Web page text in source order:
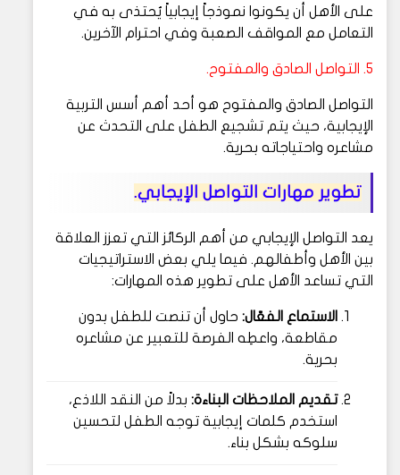
على الأهل أن يكونوا نموذجاً إيجابياً يُحتذى به في
التعامل مع المواقف الصعبة وفي احترام الآخرين.
5. التواصل الصادق والمفتوح.
التواصل الصادق والمفتوح هو أحد أهم أسس التربية
الإيجابية، حيث يتم تشجيع الطفل على التحدث عن
مشاعره واحتياجاته بحرية.
تطوير مهارات التواصل الإيجابي.
يعد التواصل الإيجابي من أهم الركائز التي تعزز العلاقة
بين الأهل وأطفالهم. فيما يلي بعض الاستراتيجيات
التي تساعد الأهل على تطوير هذه المهارات:
الاستماع الفعّال: حاول أن تنصت للطفل بدون
مقاطعة، واعطِه الفرصة للتعبير عن مشاعره
بحرية.
تقديم الملاحظات البناءة: بدلاً من النقد اللاذع،
استخدم كلمات إيجابية توجه الطفل لتحسين
سلوكه بشكل بناء.